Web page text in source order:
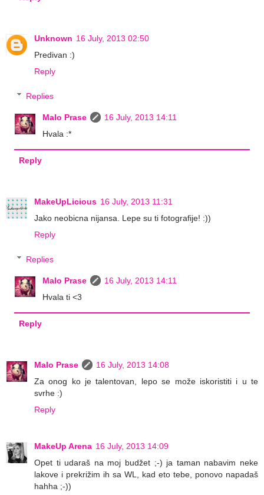
Unknown 16 July, 2013 02:50
Predivan :)
Reply
Replies
Malo Prase
16 July, 2013 14:11
Hvala :*
Reply
MakeUpLicious 16 July, 2013 11:31
Jako neobicna nijansa. Lepe su ti fotografije! :))
Reply
Replies
Malo Prase
16 July, 2013 14:11
Hvala ti <3
Reply
Malo Prase
16 July, 2013 14:08
Za onog ko je talentovan, lepo se može iskoristiti i u te
svrhe :)
Reply
MakeUp Arena 16 July, 2013 14:09
Opet ti udaraš na moj budžet ;-) ja taman nabavim neke
lakove i prekrižim ih sa WL, kad eto tebe, ponovo napadaš
hahha ;-))